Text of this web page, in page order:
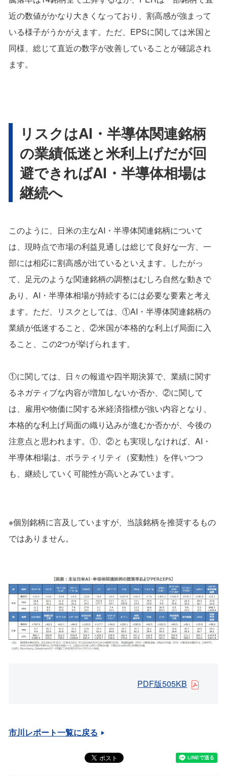
近の数値がかなり大きくなっており、割高感が強まって
いる様子がうかがえます。ただ、EPSに関しては米国と
同様、総じて直近の数字が改善していることが確認され
ます。
リスクはAI・半導体関連銘柄
の業績低迷と米利上げだが回
避できればAI・半導体相場は
継続へ
このように、日米の主なAI・半導体関連銘柄について
は、現時点で市場の利益見通しは総じて良好な一方、一
部には相応に割高感が出ているといえます。したがっ
て、足元のような関連銘柄の調整はむしろ自然な動きで
あり、AI・半導体相場が持続するには必要な要素と考え
ます。ただ、リスクとしては、①AI・半導体関連銘柄の
業績が低迷すること、②米国が本格的な利上げ局面に入
ること、この2つが挙げられます。
①に関しては、日々の報道や四半期決算で、業績に関す
るネガティブな内容が増加しないか否か、②に関して
は、雇用や物価に関する米経済指標が強い内容となり、
本格的な利上げ局面の織り込みが進むか否かが、今後の
注意点と思われます。①、②とも実現しなければ、AI・
半導体相場は、ボラティリティ（変動性）を伴いつつ
も、継続していく可能性が高いとみています。
※個別銘柄に言及していますが、当該銘柄を推奨するもの
ではありません。
PDF版505KB
市川レポート一覧に戻る